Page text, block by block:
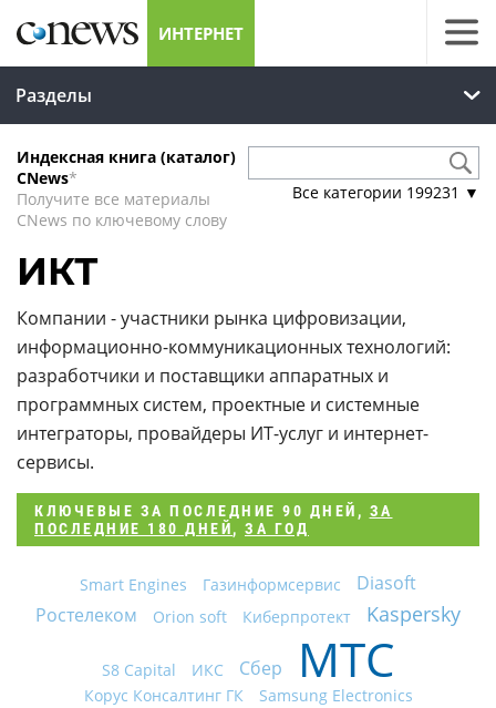
ИНТЕРНЕТ
Разделы
Индексная книга (каталог)
CNews*
Получите все материалы
CNews по ключевому слову
Все категории 199231 ▼
ИКТ
Компании - участники рынка цифровизации,
информационно-коммуникационных технологий:
разработчики и поставщики аппаратных и
программных систем, проектные и системные
интеграторы, провайдеры ИТ-услуг и интернет-
сервисы.
КЛЮЧЕВЫЕ ЗА ПОСЛЕДНИЕ 90 ДНЕЙ , ЗА
ПОСЛЕДНИЕ 180 ДНЕЙ, ЗА ГОД
Smart Engines Газинформсервис
Diasoft
Ростелеком
Orion soft Киберпротект Kaspersky
S8 Capital ИКС Сбер МТС
Корус Консалтинг ГК Samsung Electronics